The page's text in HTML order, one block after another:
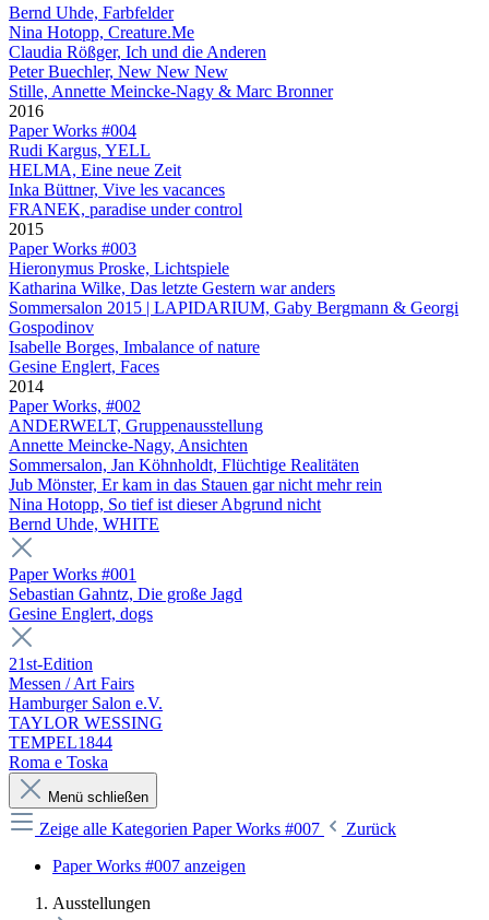
Bernd Uhde, Farbfelder
Nina Hotopp, Creature.Me
Claudia Rößger, Ich und die Anderen
Peter Buechler, New New New
Stille, Annette Meincke-Nagy & Marc Bronner
2016
Paper Works #004
Rudi Kargus, YELL
HELMA, Eine neue Zeit
Inka Büttner, Vive les vacances
FRANEK, paradise under control
2015
Paper Works #003
Hieronymus Proske, Lichtspiele
Katharina Wilke, Das letzte Gestern war anders
Sommersalon 2015 | LAPIDARIUM, Gaby Bergmann & Georgi
Gospodinov
Isabelle Borges, Imbalance of nature
Gesine Englert, Faces
2014
Paper Works, #002
ANDERWELT, Gruppenausstellung
Annette Meincke-Nagy, Ansichten
Sommersalon, Jan Köhnholdt, Flüchtige Realitäten
Jub Mönster, Er kam in das Stauen gar nicht mehr rein
Nina Hotopp, So tief ist dieser Abgrund nicht
Bernd Uhde, WHITE
Paper Works #001
Sebastian Gahntz, Die große Jagd
Gesine Englert, dogs
21st-Edition
Messen / Art Fairs
Hamburger Salon e.V.
TAYLOR WESSING
TEMPEL1844
Roma e Toska
Menü schließen
Zeige alle Kategorien Paper Works #007
Zurück
Paper Works #007 anzeigen
Ausstellungen